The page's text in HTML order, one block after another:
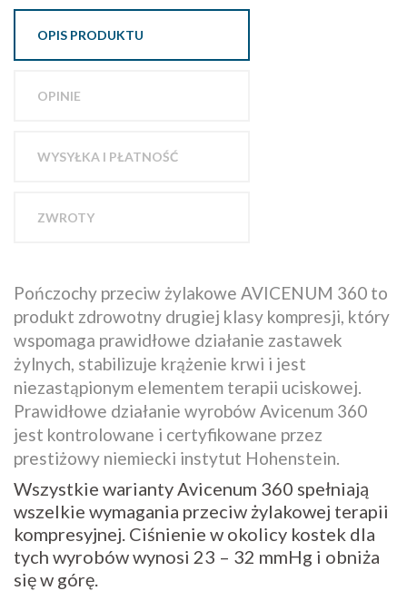
OPIS PRODUKTU
OPINIE
WYSYŁKA I PŁATNOŚĆ
ZWROTY
Pończochy przeciw żylakowe AVICENUM 360 to
produkt zdrowotny drugiej klasy kompresji, który
wspomaga prawidłowe działanie zastawek
żylnych, stabilizuje krążenie krwi i jest
niezastąpionym elementem terapii uciskowej.
Prawidłowe działanie wyrobów Avicenum 360
jest kontrolowane i certyfikowane przez
prestiżowy niemiecki instytut Hohenstein.
Wszystkie warianty Avicenum 360 spełniają
wszelkie wymagania przeciw żylakowej terapii
kompresyjnej. Ciśnienie w okolicy kostek dla
tych wyrobów wynosi 23 – 32 mmHg i obniża
się w górę.